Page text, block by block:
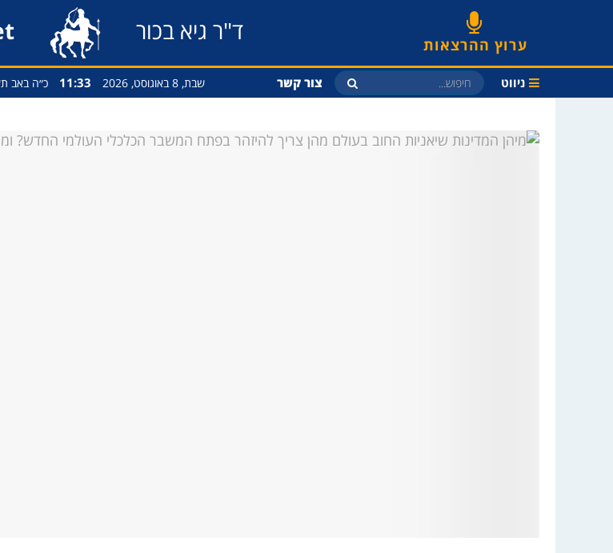
ערוץ ההרצאות ד"ר גיא בכור
ניווט צור קשר שבת, 8 באוגוסט, 2026 11:33 כ״ה באב